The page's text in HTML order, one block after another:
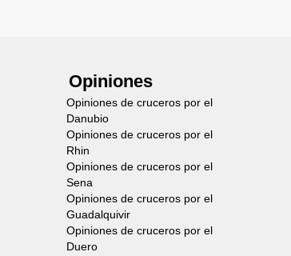
Opiniones
Opiniones de cruceros por el
Danubio
Opiniones de cruceros por el
Rhin
Opiniones de cruceros por el
Sena
Opiniones de cruceros por el
Guadalquivir
Opiniones de cruceros por el
Duero